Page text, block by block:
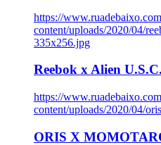
https://
content/uploads/2020/04/
335x256.jpg
Reebok x Alien
https://
content/uploads/2020/04/
ORIS X